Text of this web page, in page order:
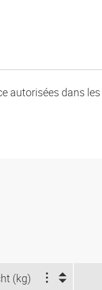
autorisées dans
(kg)